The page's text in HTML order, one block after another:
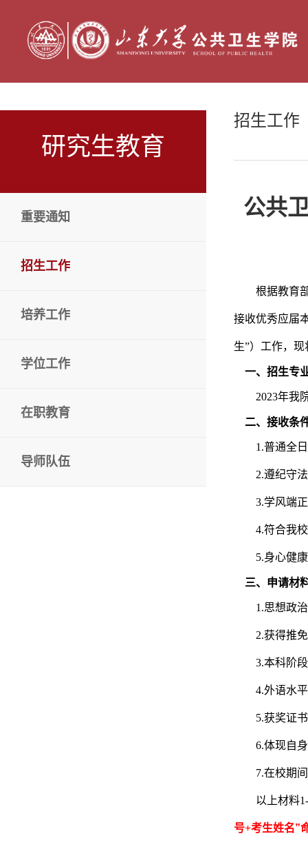
研究生教育
重要通知
招生工作
培养工作
学位工作
在职教育
导师队伍
招生工作
公共
根据教育
接收优秀应届
生”）工作，
一、招生专
2023年我
二、接收条
1.普通全
2.遵纪守
3.学风端
4.符合我
5.身心健
三、申请材
1.思想政
2.获得推
3.本科阶
4.外语水
5.获奖证
6.体现自
7.在校期
以上材料
号+考生姓名”